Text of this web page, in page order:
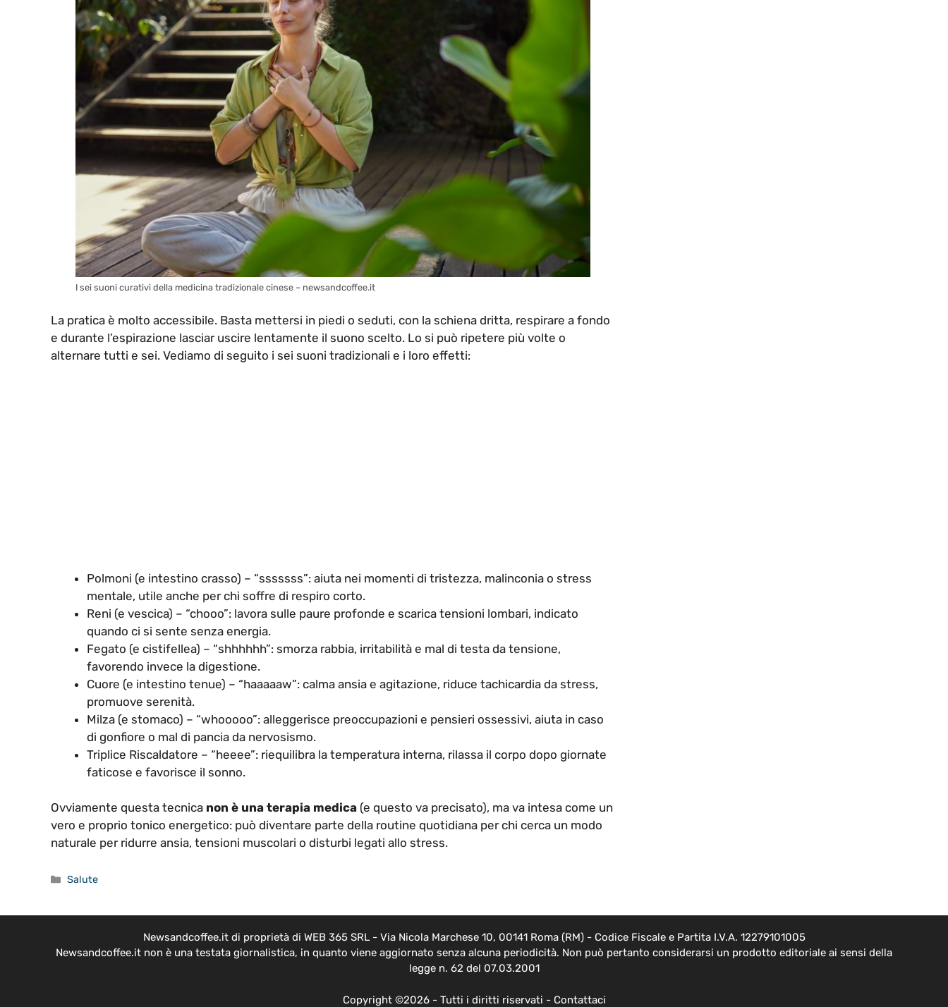
I sei suoni curativi della medicina tradizionale cinese – newsandcoffee.it
La pratica è molto accessibile. Basta mettersi in piedi o seduti, con la schiena dritta, respirare a fondo
e durante l’espirazione lasciar uscire lentamente il suono scelto. Lo si può ripetere più volte o
alternare tutti e sei. Vediamo di seguito i sei suoni tradizionali e i loro effetti:
Polmoni (e intestino crasso) – “sssssss”: aiuta nei momenti di tristezza, malinconia o stress
mentale, utile anche per chi soffre di respiro corto.
Reni (e vescica) – “chooo”: lavora sulle paure profonde e scarica tensioni lombari, indicato
quando ci si sente senza energia.
Fegato (e cistifellea) – “shhhhhh”: smorza rabbia, irritabilità e mal di testa da tensione,
favorendo invece la digestione.
Cuore (e intestino tenue) – “haaaaaw”: calma ansia e agitazione, riduce tachicardia da stress,
promuove serenità.
Milza (e stomaco) – “whooooo”: alleggerisce preoccupazioni e pensieri ossessivi, aiuta in caso
di gonfiore o mal di pancia da nervosismo.
Triplice Riscaldatore – “heeee”: riequilibra la temperatura interna, rilassa il corpo dopo giornate
faticose e favorisce il sonno.
Ovviamente questa tecnica non è una terapia medica (e questo va precisato), ma va intesa come un
vero e proprio tonico energetico: può diventare parte della routine quotidiana per chi cerca un modo
naturale per ridurre ansia, tensioni muscolari o disturbi legati allo stress.
Categorie
Salute
Newsandcoffee.it di proprietà di WEB 365 SRL - Via Nicola Marchese 10, 00141 Roma (RM) - Codice Fiscale e Partita I.V.A. 12279101005
Newsandcoffee.it non è una testata giornalistica, in quanto viene aggiornato senza alcuna periodicità. Non può pertanto considerarsi un prodotto editoriale ai sensi della
legge n. 62 del 07.03.2001
Copyright ©2026 - Tutti i diritti riservati - Contattaci